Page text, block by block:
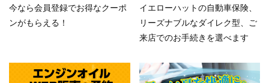
今なら会員登録でお得なクーポ
ンがもらえる！
イエローハットの自動車保険、
リーズナブルなダイレク型、ご
来店でのお手続きを選べます